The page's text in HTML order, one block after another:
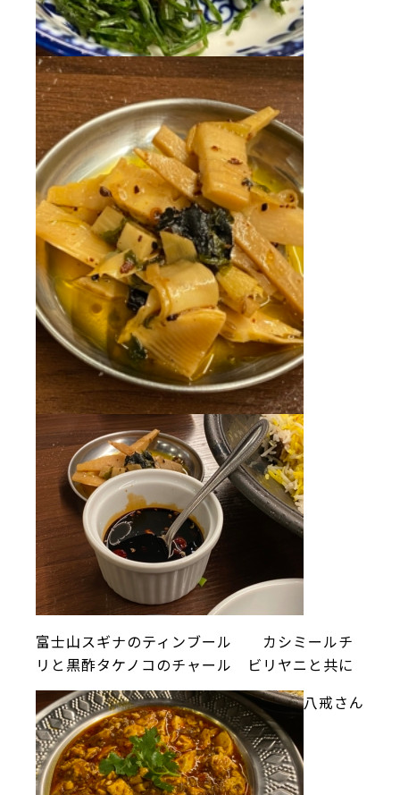
富士山スギナのティンブール カシミールチ
リと黒酢タケノコのチャール ビリヤニと共に
八戒さん